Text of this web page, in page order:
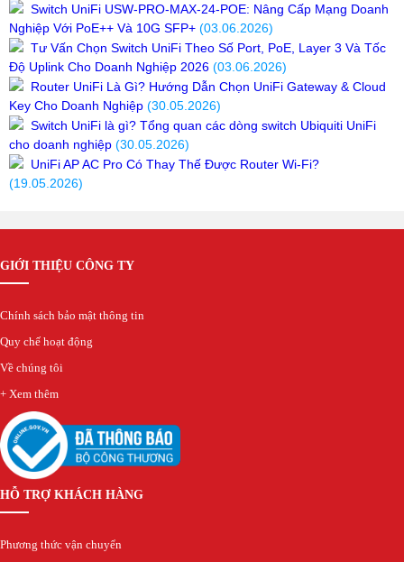
Switch UniFi USW-PRO-MAX-24-POE: Nâng Cấp Mạng Doanh
Nghiệp Với PoE++ Và 10G SFP+ (03.06.2026)
Tư Vấn Chọn Switch UniFi Theo Số Port, PoE, Layer 3 Và Tốc
Độ Uplink Cho Doanh Nghiệp 2026 (03.06.2026)
Router UniFi Là Gì? Hướng Dẫn Chọn UniFi Gateway & Cloud
Key Cho Doanh Nghiệp (30.05.2026)
Switch UniFi là gì? Tổng quan các dòng switch Ubiquiti UniFi
cho doanh nghiệp (30.05.2026)
UniFi AP AC Pro Có Thay Thế Được Router Wi-Fi?
(19.05.2026)
GIỚI THIỆU CÔNG TY
Chính sách bảo mật thông tin
Quy chế hoạt động
Về chúng tôi
+ Xem thêm
HỖ TRỢ KHÁCH HÀNG
Phương thức vận chuyển